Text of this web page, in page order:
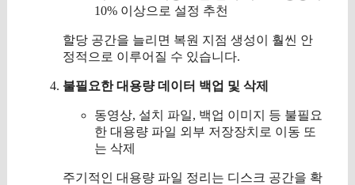
10% 이상으로 설정 추천
할당 공간을 늘리면 복원 지점 생성이 훨씬 안
정적으로 이루어질 수 있습니다.
불필요한 대용량 데이터 백업 및 삭제
동영상, 설치 파일, 백업 이미지 등 불필요
한 대용량 파일 외부 저장장치로 이동 또
는 삭제
주기적인 대용량 파일 정리는 디스크 공간을 확